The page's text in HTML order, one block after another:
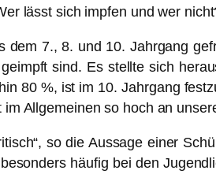
lässt sich impfen und wer
dem 7., 8. und 10. Jahrgang
sind. Es stellte sich
80 %, ist im 10. Jahrgang
Allgemeinen so hoch an
so die Aussage einer
häufig bei den